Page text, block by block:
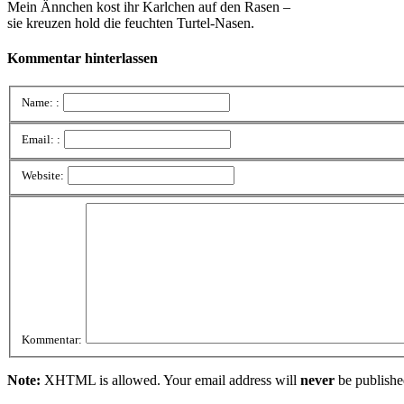
Mein Ännchen kost ihr Karlchen auf den Rasen –
sie kreuzen hold die feuchten Turtel-Nasen.
Kommentar hinterlassen
Name: :
Email: :
Website:
Kommentar:
Note: XHTML is allowed. Your email address will never be